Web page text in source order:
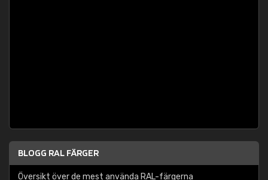
BLOGG RAL FÄRGER
Översikt över de mest använda RAL-färgerna